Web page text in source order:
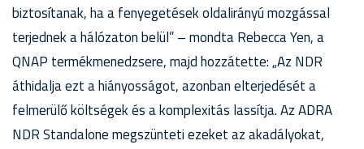
biztosítanak, ha a fenyegetések oldalirányú mozgással
terjednek a hálózaton belül” – mondta Rebecca Yen, a
QNAP termékmenedzsere, majd hozzátette: „Az NDR
áthidalja ezt a hiányosságot, azonban elterjedését a
felmerülő költségek és a komplexitás lassítja. Az ADRA
NDR Standalone megszünteti ezeket az akadályokat,